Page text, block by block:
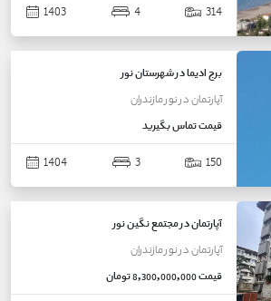
314
4
1403
برج ادیما در شهرستان نور
آپارتماندرنورمازندران
قیمتتماس بگیرید
150
3
1404
آپارتمان در مجتمع نگین نور
آپارتماندرنورمازندران
قیمت8,300,000,000 تومان